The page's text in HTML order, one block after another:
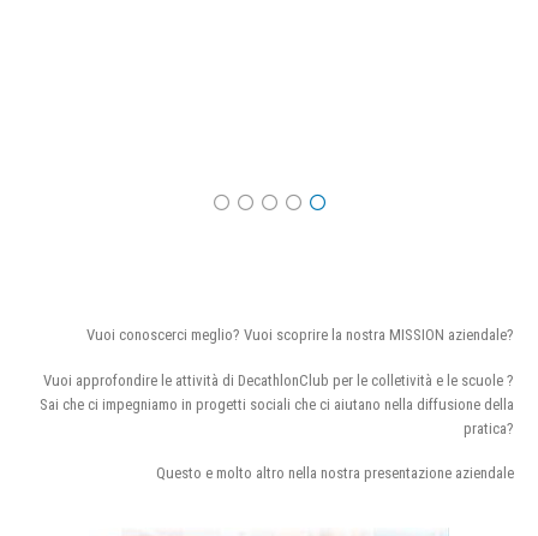
Vuoi conoscerci meglio? Vuoi scoprire la nostra MISSION aziendale?
Vuoi approfondire le attività di DecathlonClub per le colletività e le scuole ?
Sai che ci impegniamo in progetti sociali che ci aiutano nella diffusione della
pratica?
Questo e molto altro nella nostra presentazione aziendale